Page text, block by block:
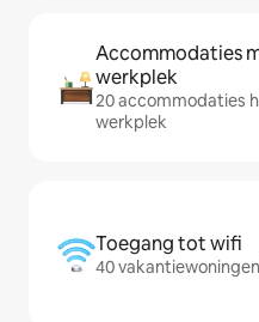
Accommodaties
werkplek
20 accommodaties
werkplek
Toegang tot wifi
40